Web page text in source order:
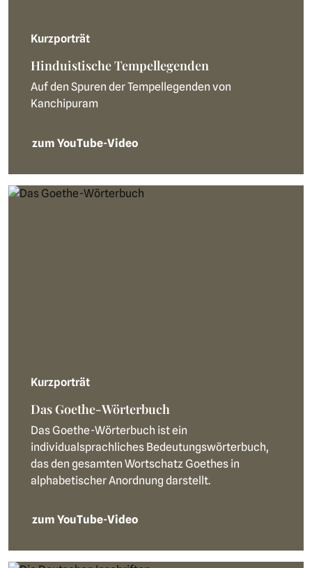
Kurzporträt
Hinduistische Tempellegenden
Auf den Spuren der Tempellegenden von
Kanchipuram
zum YouTube-Video
Kurzporträt
Das Goethe-Wörterbuch
Das Goethe-Wörterbuch ist ein
individualsprachliches Bedeutungswörterbuch,
das den gesamten Wortschatz Goethes in
alphabetischer Anordnung darstellt.
zum YouTube-Video